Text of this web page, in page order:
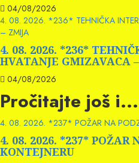
04/08/2026
4. 08. 2026. *236* TEHNIČKA
– ZMIJA
4. 08. 2026. *236*
HVATANJE GMIZAVACA
04/08/2026
Pročitajte još i...
4. 08. 2026. *237* POŽAR NA
4. 08. 2026. *237* POŽAR
KONTEJNERU